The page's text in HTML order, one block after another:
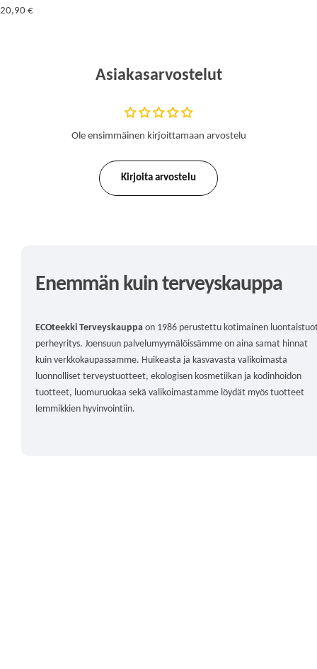
N
20,90 €
Asiakasarvostelut
Ole ensimmäinen kirjoittamaan arvostelu
Kirjoita arvostelu
Enemmän kuin terveyskauppa
ECOteekki Terveyskauppa on 1986 perustettu kotimainen
perheyritys. Joensuun palvelumyymälöissämme on aina samat hinnat
kuin verkkokaupassamme. Huikeasta ja kasvavasta valikoimasta
luonnolliset terveystuotteet, ekologisen kosmetiikan ja kodinhoidon
tuotteet, luomuruokaa sekä valikoimastamme löydät myös tuotteet
lemmikkien hyvinvointiin.